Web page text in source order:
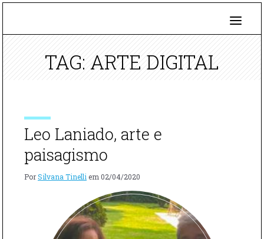
TAG: ARTE DIGITAL
Leo Laniado, arte e
paisagismo
PorSilvana Tinelli em 02/04/2020